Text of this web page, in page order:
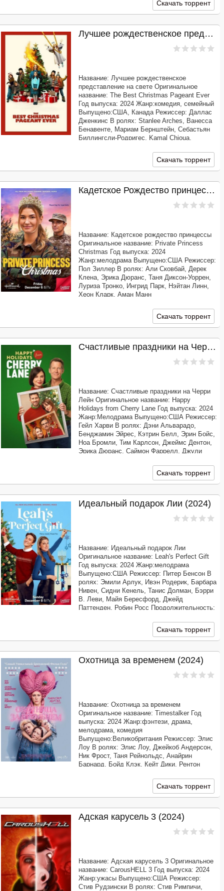
Скачать торрент
Лучшее рождественское представление на свете (2024)
Название: Лучшее рождественское
представление на свете Оригинальное
название: The Best Christmas Pageant Ever
Год выпуска: 2024 Жанр:комедия, семейный
Выпущено:США, Канада Режиссер: Даллас
Дженкинс В ролях: Stanlee Arches, Ванесса
Бенавенте, Мариам Бернштейн, Себастьян
Биллингсли-Родригес, Kamal Chioua,
Nelligan, Мэттью Лэмб, Joshua Downes
Скачать торрент
Кадетское Рождество принцессы (2024)
Название: Кадетское рождество принцессы
Оригинальное название: Private Princess
Christmas Год выпуска: 2024
Жанр:мелодрама Выпущено:США Режиссер:
Пол Зиллер В ролях: Али Сковбай, Дерек
Клена, Эрика Дюранс, Таня Диксон-Уоррен,
Луриза Тронко, Ингрид Парк, Нэйтан Линн,
Хеон Кларк, Аман Манн
Профессиональный многоголосый ["Синема
УС"] Качество: WEB-DLRip Размер:
Скачать торрент
Счастливые праздники на Черри Лейн (2024)
Название: Счастливые праздники на Черри
Лейн Оригинальное название: Happy
Holidays from Cherry Lane Год выпуска: 2024
Жанр:Мелодрама Выпущено:США Режиссер:
Гейл Харви В ролях: Дэни Альварадо,
Бенджамин Эйрес, Кэтрин Белл, Эрин Бойс,
Ноа Бромли, Тим Карлсон, Джеймс Дентон,
Эрика Дюранс, Саймон Фаррелл, Джули
Таварес, Барбара Уоллес
Продолжительность: 01:24:50Скачать торрент
Идеальный подарок Лии (2024)
Название: Идеальный подарок Лии
Оригинальное название: Leah's Perfect Gift
Год выпуска: 2024 Жанр:мелодрама
Выпущено:США Режиссер: Питер Бенсон В
ролях: Эмили Арлук, Ивэн Родерик, Барбара
Нивен, Сидни Кенель, Танис Долман, Бэрри
В. Леви, Майя Бересфорд, Джейд
Паттенден, Робин Росс Продолжительность:
многоголосый ["Синема УС"] Качество: WEB-
Скачать торрент
Охотница за временем (2024)
Название: Охотница за временем
Оригинальное название: Timestalker Год
выпуска: 2024 Жанр:фэнтези, драма,
мелодрама, комедия
Выпущено:Великобритания Режиссер: Элис
Лоу В ролях: Элис Лоу, Джейкоб Андерсон,
Ник Фрост, Таня Рейнольдс, Анайрин
Барнард, Бойд Клэк, Кейт Дики, Рентон
Продолжительность: 01:29:28 Перевод:
Профессиональный многоголосый
[@MUZOBOZ@]
Скачать торрент
Адская карусель 3 (2024)
Название: Адская карусель 3 Оригинальное
название: CarousHELL 3 Год выпуска: 2024
Жанр:ужасы Выпущено:США Режиссер:
Стив Рудзински В ролях: Стив Римпичи,